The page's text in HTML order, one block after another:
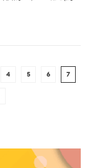
4 5 6 7